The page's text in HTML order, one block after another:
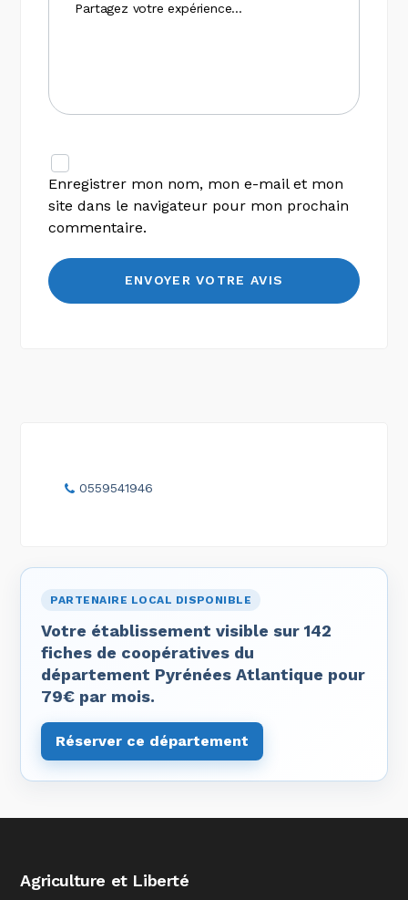
Enregistrer mon nom, mon e-mail et mon
site dans le navigateur pour mon prochain
commentaire.
0559541946
PARTENAIRE LOCAL DISPONIBLE
Votre établissement visible sur 142
fiches de coopératives du
département Pyrénées Atlantique pour
79€ par mois.
Réserver ce département
Agriculture et Liberté